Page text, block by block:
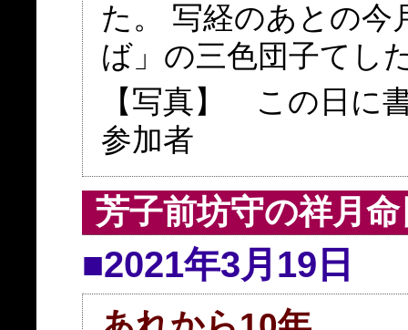
た。 写経のあとの今
ば」の三色団子てし
【写真】 この日に
参加者
芳子前坊守の祥月命
■2021年3月19日